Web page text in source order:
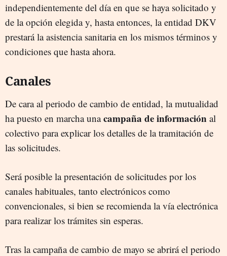
independientemente del día en que se haya solicitado y
de la opción elegida y, hasta entonces, la entidad DKV
prestará la asistencia sanitaria en los mismos términos y
condiciones que hasta ahora.
Canales
De cara al periodo de cambio de entidad, la mutualidad
ha puesto en marcha unacampaña de información al
colectivo para explicar los detalles de la tramitación de
las solicitudes.
Será posible la presentación de solicitudes por los
canales habituales, tanto electrónicos como
convencionales, si bien se recomienda la vía electrónica
para realizar los trámites sin esperas.
Tras la campaña de cambio de mayo se abrirá el periodo